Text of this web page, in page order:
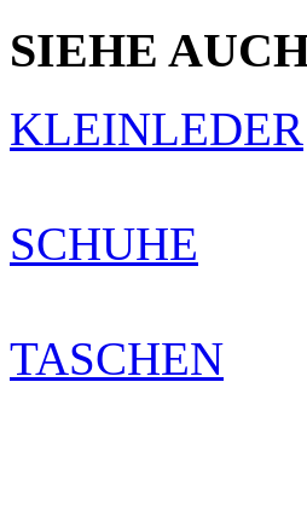
SIEHE
KLEINLEDER
SCHUHE
TASCHEN